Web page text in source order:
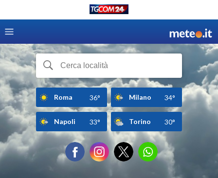
Roma 36° Milano 34°
Napoli 33° Torino 30°